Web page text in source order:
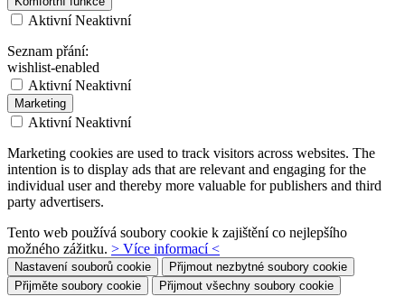
Aktivní Neaktivní
Seznam přání:
wishlist-enabled
Aktivní Neaktivní
Marketing
Aktivní Neaktivní
Marketing cookies are used to track visitors across websites. The
intention is to display ads that are relevant and engaging for the
individual user and thereby more valuable for publishers and third
party advertisers.
Tento web používá soubory cookie k zajištění co nejlepšího
možného zážitku. > Více informací <
Nastavení souborů cookie
Přijmout nezbytné soubory cookie
Přijměte soubory cookie
Přijmout všechny soubory cookie